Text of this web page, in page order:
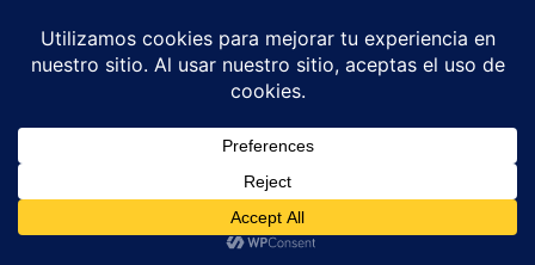
A. Resolver los siguientes problemas
Calcular el área total de un
cm y su volumen es
¿Cuál es la altura de untetraedro
de su volumen es de 5/3 cm3.
¿Necesitas una tutoría virtual? 👩‍🏫